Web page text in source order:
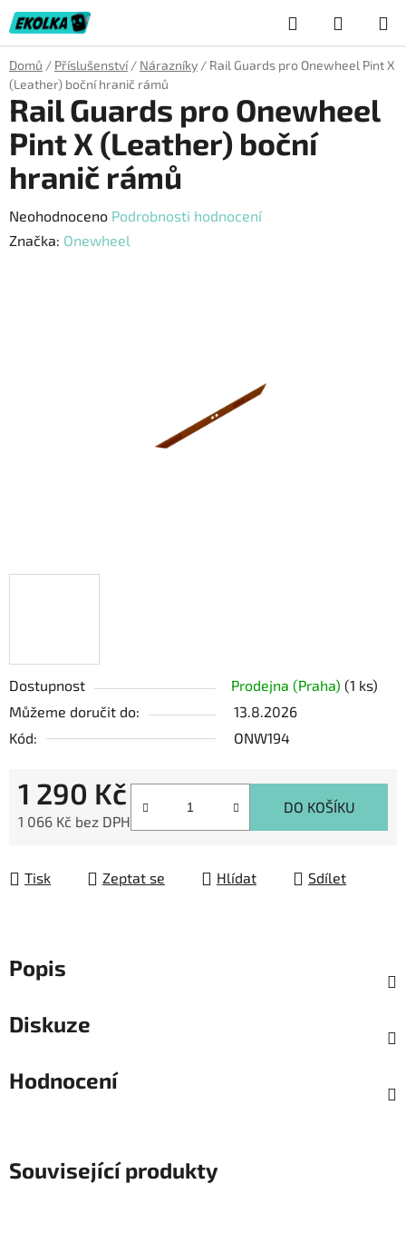
Přejít
na
obsah
Hledat
KOŠÍK
Domů / Příslušenství / Nárazníky / Rail Guards pro Onewheel Pint X
(Leather) boční hranič rámů
Dostupnost Prodejna (Praha) (1 ks)
Můžeme doručit do:
13.8.2026
Kód:
ONW194
1 290 Kč
1 066 Kč bez DPH
DO KOŠÍKU
Tisk Zeptat se Hlídat Sdílet
Rail Guards pro Onewheel
Pint X (Leather) boční
hranič rámů
Průměrné
hodnocení
Neohodnoceno Podrobnosti hodnocení
Značka: Onewheel
Popis
Diskuze
Hodnocení
Související produkty